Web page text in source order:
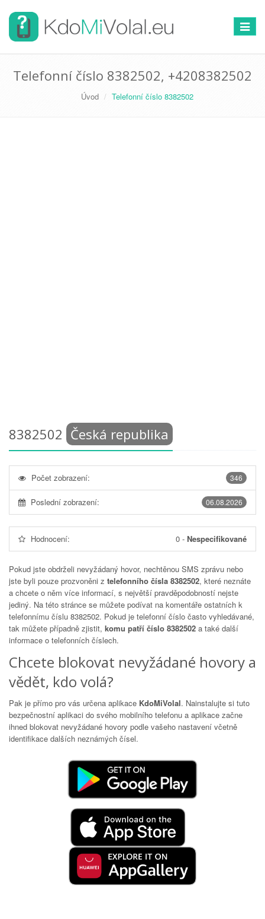
Telefonní číslo 8382502, +4208382502
Úvod Telefonní číslo 8382502
8382502 Česká republika
346
Počet zobrazení:
06.08.2026
Poslední zobrazení:
Hodnocení: 0 - Nespecifikované
Pokud jste obdrželi nevyžádaný hovor, nechtěnou SMS zprávu nebo
jste byli pouze prozvoněni z telefonního čísla 8382502, které neznáte
a chcete o něm více informací, s největší pravděpodobností nejste
jediný. Na této stránce se můžete podívat na komentáře ostatních k
telefonnímu číslu 8382502. Pokud je telefonní číslo často vyhledávané,
tak můžete případně zjistit, komu patří číslo 8382502 a také další
informace o telefonních číslech.
Chcete blokovat nevyžádané hovory a
vědět, kdo volá?
Pak je přímo pro vás určena aplikace KdoMiVolal. Nainstalujte si tuto
bezpečnostní aplikaci do svého mobilního telefonu a aplikace začne
ihned blokovat nevyžádané hovory podle vašeho nastavení včetně
identifikace dalších neznámých čísel.